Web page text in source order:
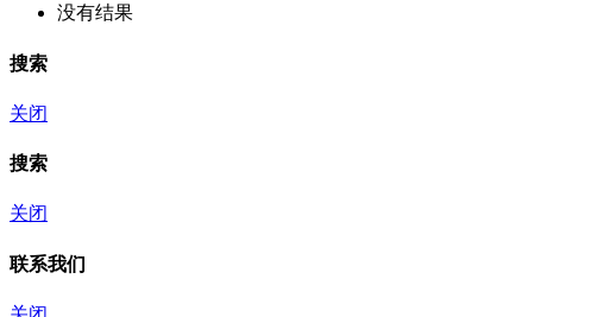
没有结果
搜索
关闭
搜索
关闭
联系我们